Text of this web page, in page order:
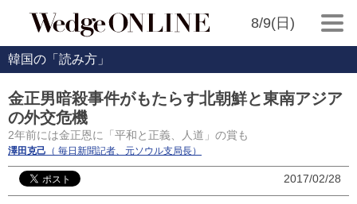
8/9(日)
韓国の「読み方」
金正男暗殺事件がもたらす北朝鮮と東南アジア
の外交危機
2年前には金正恩に「平和と正義、人道」の賞も
澤田克己 （ 毎日新聞記者、元ソウル支局長）
2017/02/28